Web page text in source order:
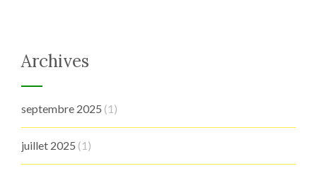
Archives
septembre 2025 (1)
juillet 2025 (1)